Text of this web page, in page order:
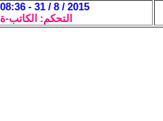
2015 / 8 / 31 - 08:36
التحكم: الكاتب-ة